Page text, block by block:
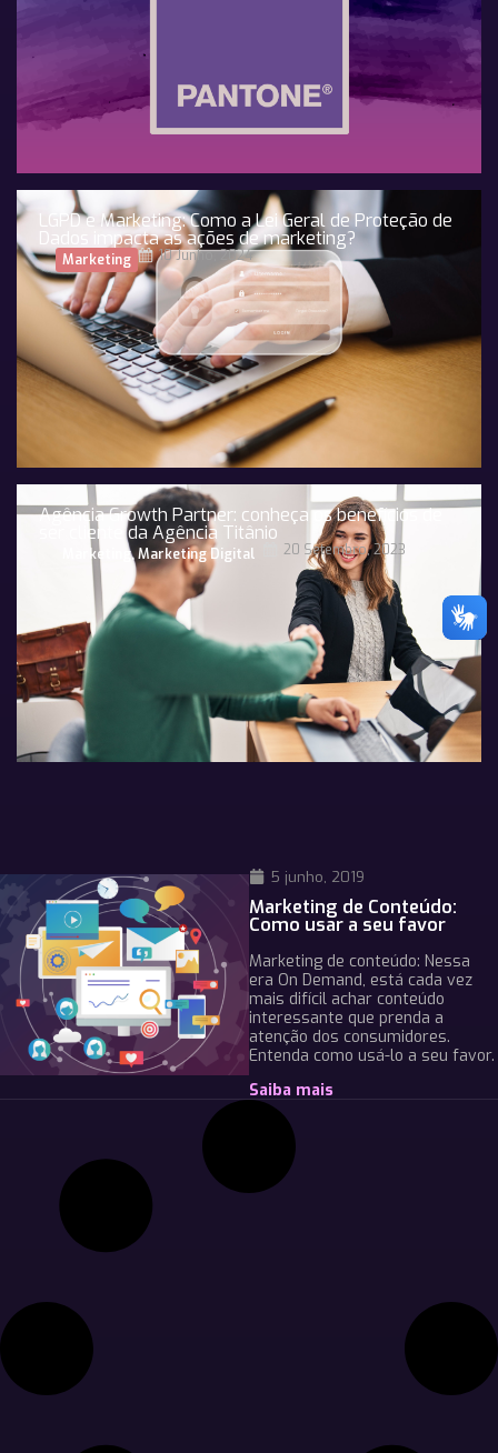
LGPD e Marketing: Como a Lei Geral de Proteção de
Dados impacta as ações de marketing?
Marketing 10 Junho, 2024
Agência Growth Partner: conheça os benefícios de
ser cliente da Agência Titânio
Marketing,Marketing Digital 20 Setembro, 2023
5 junho, 2019
Marketing de Conteúdo:
Como usar a seu favor
Marketing de conteúdo: Nessa
era On Demand, está cada vez
mais difícil achar conteúdo
interessante que prenda a
atenção dos consumidores.
Entenda como usá-lo a seu favor.
Saiba mais